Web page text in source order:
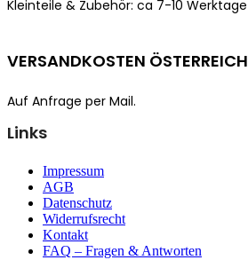
Kleinteile & Zubehör: ca 7-10 Werktage
VERSANDKOSTEN ÖSTERREICH
Auf Anfrage per Mail.
Links
Impressum
AGB
Datenschutz
Widerrufsrecht
Kontakt
FAQ – Fragen & Antworten